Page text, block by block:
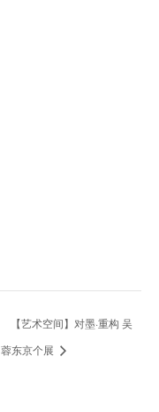
【艺术空间】对墨·重构 吴
蓉东京个展